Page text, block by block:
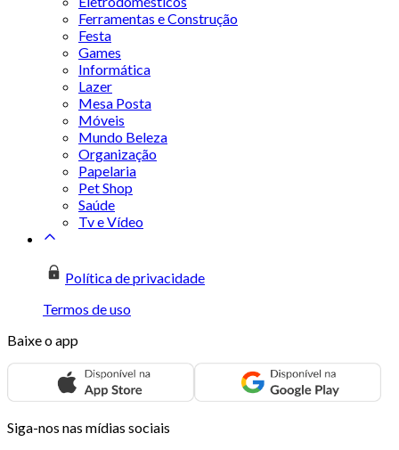
Ferramentas e Construção
Festa
Games
Informática
Lazer
Mesa Posta
Móveis
Mundo Beleza
Organização
Papelaria
Pet Shop
Saúde
Tv e Vídeo
Política de privacidade
Termos de uso
Baixe o app
Siga-nos nas mídias sociais